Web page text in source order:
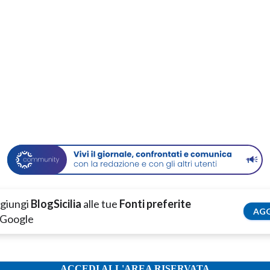
BlogSicilia alle tue Fonti preferite